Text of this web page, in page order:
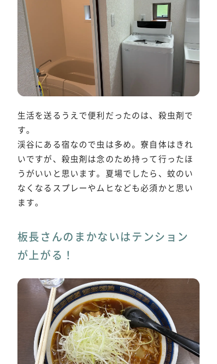
生活を送るうえで便利だったのは、殺虫剤で
す。
渓谷にある宿なので虫は多め。寮自体はきれ
いですが、殺虫剤は念のため持って行ったほ
うがいいと思います。夏場でしたら、蚊のい
なくなるスプレーやムヒなども必須かと思い
ます。
板長さんのまかないはテンション
が上がる！